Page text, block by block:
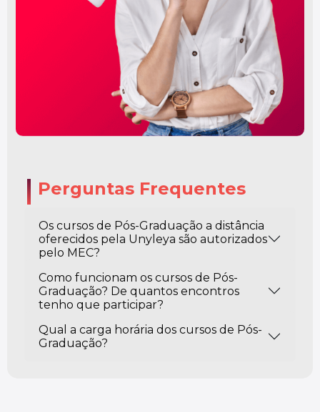
Perguntas Frequentes
Os cursos de Pós-Graduação a distância
oferecidos pela Unyleya são autorizados
pelo MEC?
Como funcionam os cursos de Pós-
Graduação? De quantos encontros
tenho que participar?
Qual a carga horária dos cursos de Pós-
Graduação?